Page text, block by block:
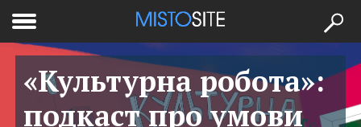
меню
«Культурна робота»:
подкаст про умови